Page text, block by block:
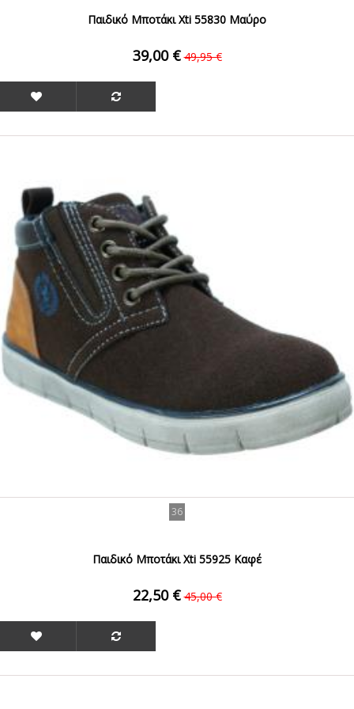
Παιδικό Μποτάκι Xti 55830 Μαύρο
39,00 € 49,95 €
36
Παιδικό Μποτάκι Xti 55925 Καφέ
22,50 € 45,00 €